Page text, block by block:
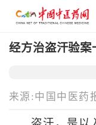
经方治盗汗验案
来源:中国中医药